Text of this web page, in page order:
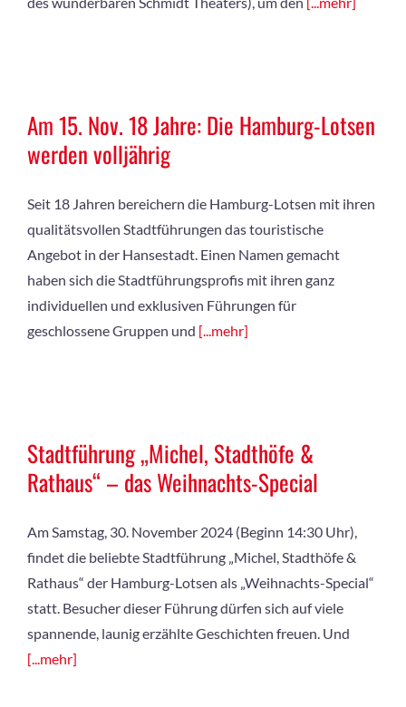
Am 15. Nov. 18 Jahre: Die Hamburg-Lotsen
werden volljährig
Seit 18 Jahren bereichern die Hamburg-Lotsen mit ihren
qualitätsvollen Stadtführungen das touristische
Angebot in der Hansestadt. Einen Namen gemacht
haben sich die Stadtführungsprofis mit ihren ganz
individuellen und exklusiven Führungen für
geschlossene Gruppen und [...mehr]
Stadtführung „Michel, Stadthöfe &
Rathaus“ – das Weihnachts-Special
Am Samstag, 30. November 2024 (Beginn 14:30 Uhr),
findet die beliebte Stadtführung „Michel, Stadthöfe &
Rathaus“ der Hamburg-Lotsen als „Weihnachts-Special“
statt. Besucher dieser Führung dürfen sich auf viele
spannende, launig erzählte Geschichten freuen. Und
[...mehr]